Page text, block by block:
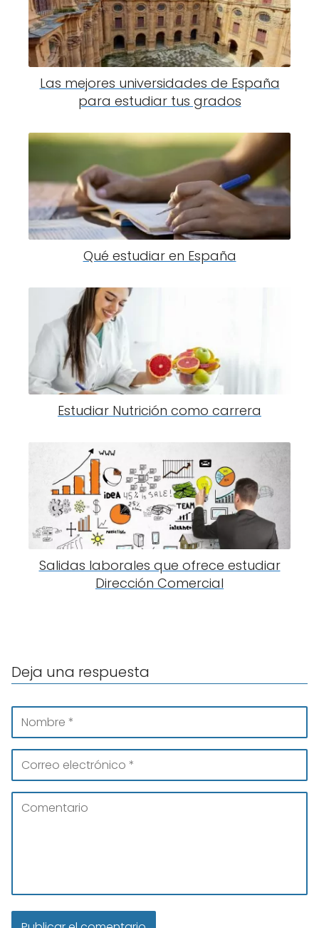
Las mejores universidades de España
para estudiar tus grados
Qué estudiar en España
Estudiar Nutrición como carrera
Salidas laborales que ofrece estudiar
Dirección Comercial
Deja una respuesta